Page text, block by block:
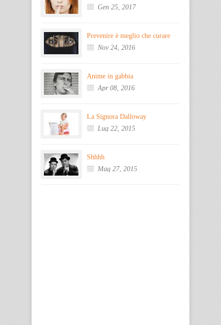
Gen 25, 2017
Prevenire è meglio che curare
Nov 24, 2016
Anime in gabbia
Apr 08, 2016
La Signora Dalloway
Lug 22, 2015
Shhhh
Mag 27, 2015